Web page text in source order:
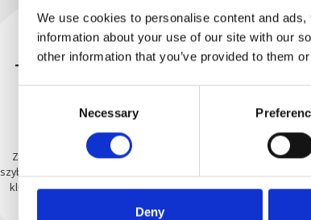
We use cookies to personalise content and
information about your use of our site with our
other information that you’ve provided to them
Necessary
Deny
BEZPIECZNIE
ZAPAKOWANE
Każda pojedyncza część jest
użyciu odpowiednich
materiałów.
WYSYŁAMY Z
UFNOŚCIĄ
Zamówienia są wysyłane
szybko do naszych cenionych
klientów na całym świecie.